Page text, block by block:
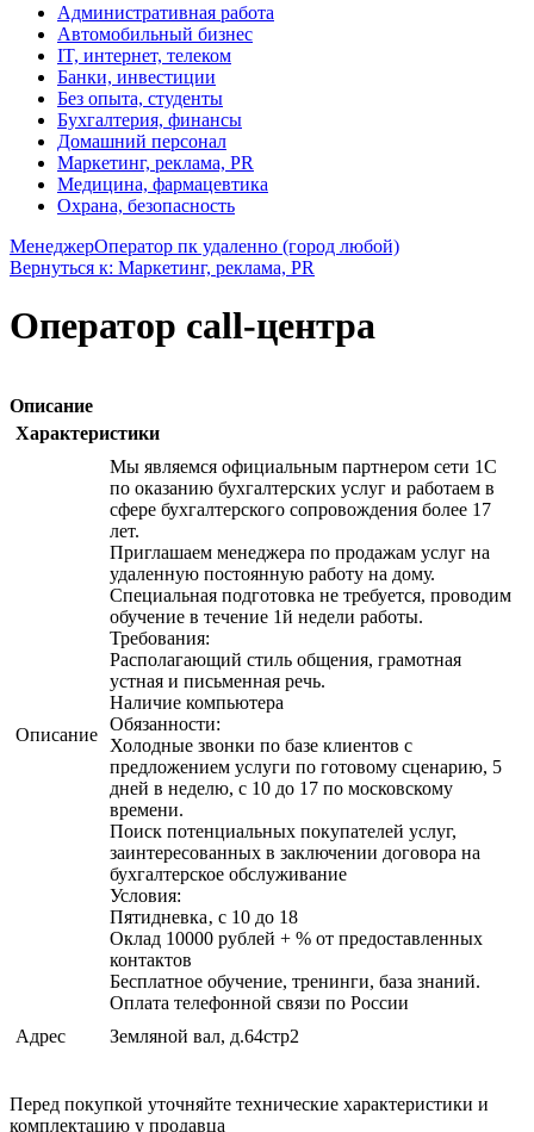
Административная работа
Автомобильный бизнес
IT, интернет, телеком
Банки, инвестиции
Без опыта, студенты
Бухгалтерия, финансы
Домашний персонал
Маркетинг, реклама, PR
Медицина, фармацевтика
Охрана, безопасность
МенеджерОператор пк удаленно (город любой)
Вернуться к: Маркетинг, реклама, PR
Оператор call-центра
Описание
Характеристики
Описание
Мы являемся официальным партнером сети 1С
по оказанию бухгалтерских услуг и работаем в
сфере бухгалтерского сопровождения более 17
лет.
Приглашаем менеджера по продажам услуг на
удаленную постоянную работу на дому.
Специальная подготовка не требуется, проводим
обучение в течение 1й недели работы.
Требования:
Располагающий стиль общения, грамотная
устная и письменная речь.
Наличие компьютера
Обязанности:
Холодные звонки по базе клиентов с
предложением услуги по готовому сценарию, 5
дней в неделю, с 10 до 17 по московскому
времени.
Поиск потенциальных покупателей услуг,
заинтересованных в заключении договора на
бухгалтерское обслуживание
Условия:
Пятидневка‚ с 10 до 18
Оклад 10000 рублей + % от предоставленных
контактов
Бесплатное обучение, тренинги, база знаний.
Оплата телефонной связи по России
Адрес
Земляной вал, д.64стр2
Перед покупкой уточняйте технические характеристики и
комплектацию у продавца